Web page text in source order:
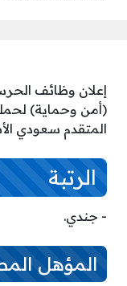
إعلان وظائف
(أمن وحماية)
المتقدم سعودي
الرتبة
­- جندي.
المؤهل